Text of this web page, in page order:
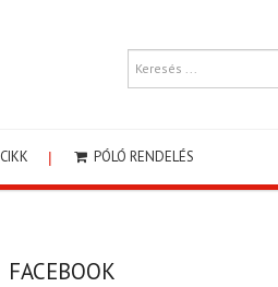
CIKK PÓLÓ RENDELÉS
FACEBOOK